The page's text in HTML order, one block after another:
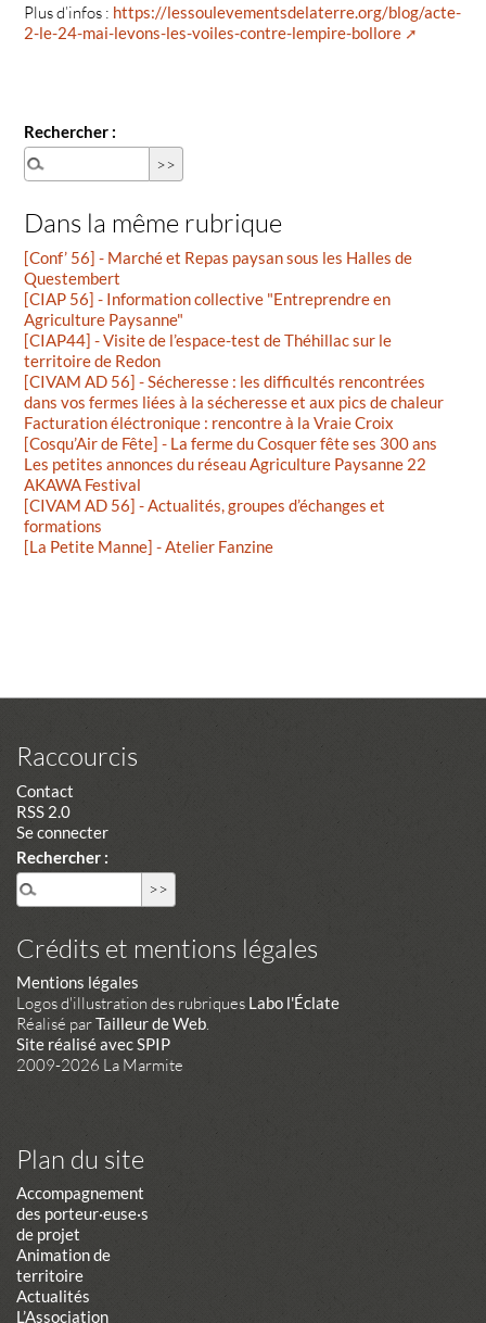
Plus d’infos : https://lessoulevementsdelaterre.org/blog/acte-
2-le-24-mai-levons-les-voiles-contre-lempire-bollore
Rechercher :
Dans la même rubrique
[Conf’ 56] - Marché et Repas paysan sous les Halles de
Questembert
[CIAP 56] - Information collective "Entreprendre en
Agriculture Paysanne"
[CIAP44] - Visite de l’espace-test de Théhillac sur le
territoire de Redon
[CIVAM AD 56] - Sécheresse : les difficultés rencontrées
dans vos fermes liées à la sécheresse et aux pics de chaleur
Facturation éléctronique : rencontre à la Vraie Croix
[Cosqu’Air de Fête] - La ferme du Cosquer fête ses 300 ans
Les petites annonces du réseau Agriculture Paysanne 22
AKAWA Festival
[CIVAM AD 56] - Actualités, groupes d’échanges et
formations
[La Petite Manne] - Atelier Fanzine
Raccourcis
Contact
RSS 2.0
Se connecter
Rechercher :
Crédits et mentions légales
Mentions légales
Logos d'illustration des rubriques Labo l'Éclate
Réalisé parTailleur de Web.
Site réalisé avec SPIP
2009-2026 La Marmite
Plan du site
Accompagnement
des porteur·euse·s
de projet
Animation de
territoire
Actualités
L’Association